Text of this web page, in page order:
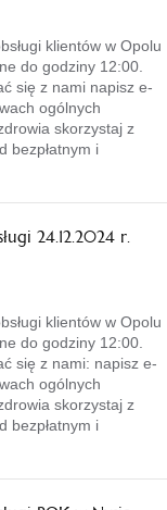
klientów w Opolu
do godziny 12:00.
się z nami napisz e-
ogólnych
skorzystaj z
bezpłatnym i
24.12.2024 r.
klientów w Opolu
do godziny 12:00.
się z nami: napisz e-
ogólnych
skorzystaj z
bezpłatnym i